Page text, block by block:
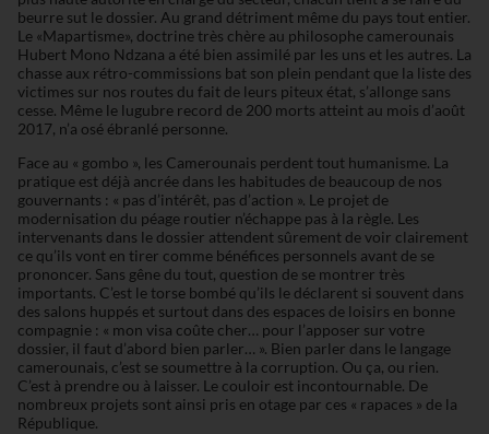
beurre sut le dossier. Au grand détriment même du pays tout entier.
Le «Mapartisme», doctrine très chère au philosophe camerounais
Hubert Mono Ndzana a été bien assimilé par les uns et les autres. La
chasse aux rétro-commissions bat son plein pendant que la liste des
victimes sur nos routes du fait de leurs piteux état, s’allonge sans
cesse. Même le lugubre record de 200 morts atteint au mois d’août
2017, n’a osé ébranlé personne.
Face au « gombo », les Camerounais perdent tout humanisme. La
pratique est déjà ancrée dans les habitudes de beaucoup de nos
gouvernants : « pas d’intérêt, pas d’action ». Le projet de
modernisation du péage routier n’échappe pas à la règle. Les
intervenants dans le dossier attendent sûrement de voir clairement
ce qu’ils vont en tirer comme bénéfices personnels avant de se
prononcer. Sans gêne du tout, question de se montrer très
importants. C’est le torse bombé qu’ils le déclarent si souvent dans
des salons huppés et surtout dans des espaces de loisirs en bonne
compagnie : « mon visa coûte cher… pour l’apposer sur votre
dossier, il faut d’abord bien parler… ». Bien parler dans le langage
camerounais, c’est se soumettre à la corruption. Ou ça, ou rien.
C’est à prendre ou à laisser. Le couloir est incontournable. De
nombreux projets sont ainsi pris en otage par ces « rapaces » de la
République.